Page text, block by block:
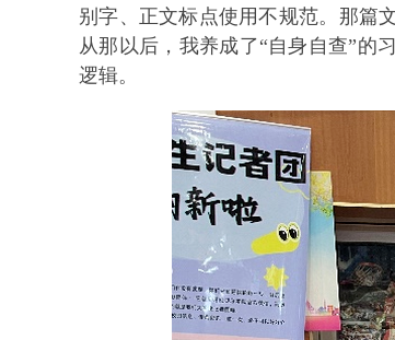
别字、正文标点使用不规范。那篇
从那以后，我养成了“自身自查”的
逻辑。